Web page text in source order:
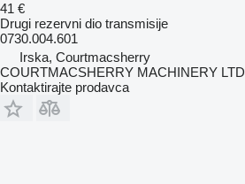
41 €
Drugi rezervni dio transmisije
0730.004.601
Irska, Courtmacsherry
COURTMACSHERRY MACHINERY LTD
Kontaktirajte prodavca